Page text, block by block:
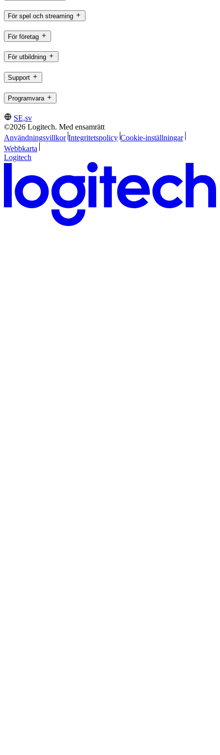
För spel och streaming
För företag
För utbildning
Support
Programvara
SE,sv
©2026 Logitech. Med ensamrätt
Användningsvillkor Integritetspolicy Cookie-inställningar
Webbkarta
Logitech